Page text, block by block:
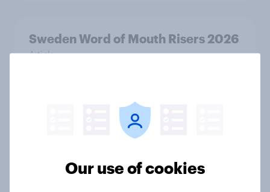
Sweden Word of Mouth Risers 2026
Article
Denmark Word of Mouth Risers
Our use of cookies